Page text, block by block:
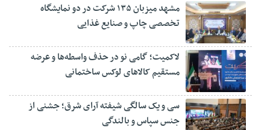
مشهد میزبان ۱۳۵ شرکت در دو نمایشگاه
تخصصی چاپ و صنایع غذایی
لاکمیت؛ گامی نو در حذف واسطه‌ها و عرضه
مستقیم کالاهای لوکس ساختمانی
سی و یک سالگی شیفته آرای شرق؛ جشنی از
جنس سپاس و بالندگی